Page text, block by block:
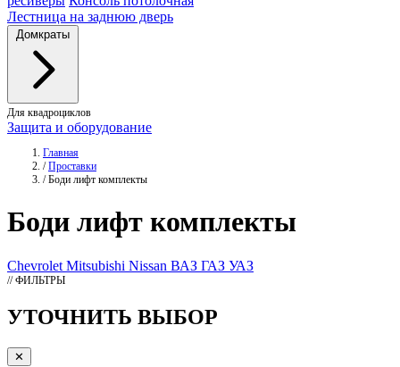
Лестница на заднюю дверь
Домкраты
Для квадроциклов
Защита и оборудование
Главная
/ Проставки
/ Боди лифт комплекты
Боди лифт комплекты
Chevrolet Mitsubishi Nissan ВАЗ ГАЗ УАЗ
// ФИЛЬТРЫ
УТОЧНИТЬ ВЫБОР
✕